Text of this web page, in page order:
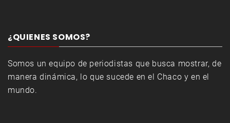
¿QUIENES SOMOS?
Somos un equipo de periodistas que busca mostrar, de
manera dinámica, lo que sucede en el Chaco y en el
mundo.